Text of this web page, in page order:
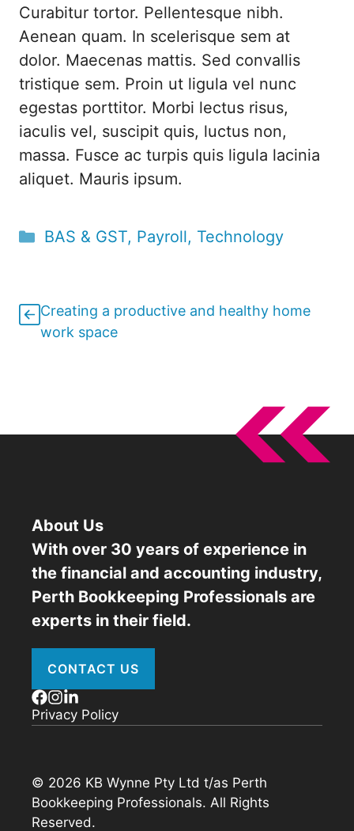
Curabitur tortor. Pellentesque nibh.
Aenean quam. In scelerisque sem at
dolor. Maecenas mattis. Sed convallis
tristique sem. Proin ut ligula vel nunc
egestas porttitor. Morbi lectus risus,
iaculis vel, suscipit quis, luctus non,
massa. Fusce ac turpis quis ligula lacinia
aliquet. Mauris ipsum.
Categories
BAS & GST, Payroll, Technology
Creating a productive and healthy home
work space
About Us
With over 30 years of experience in
the financial and accounting industry,
Perth Bookkeeping Professionals are
experts in their field.
CONTACT US
Privacy Policy
© 2026 KB Wynne Pty Ltd t/as Perth
Bookkeeping Professionals. All Rights
Reserved.